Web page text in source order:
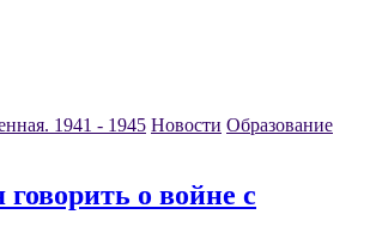
1941 - 1945 Новости Образование
говорить о войне с